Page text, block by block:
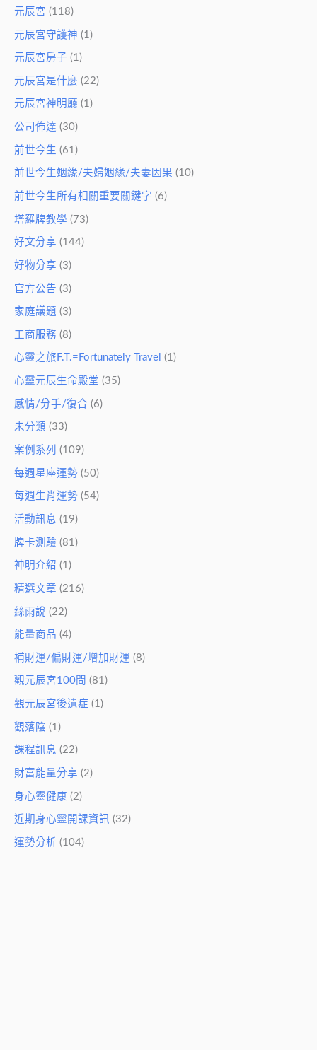
元辰宮 (118)
元辰宮守護神 (1)
元辰宮房子 (1)
元辰宮是什麼 (22)
元辰宮神明廳 (1)
公司佈達 (30)
前世今生 (61)
前世今生姻緣/夫婦姻緣/夫妻因果 (10)
前世今生所有相關重要關鍵字 (6)
塔羅牌教學 (73)
好文分享 (144)
好物分享 (3)
官方公告 (3)
家庭議題 (3)
工商服務 (8)
心靈之旅F.T.=Fortunately Travel (1)
心靈元辰生命殿堂 (35)
感情/分手/復合 (6)
未分類 (33)
案例系列 (109)
每週星座運勢 (50)
每週生肖運勢 (54)
活動訊息 (19)
牌卡測驗 (81)
神明介紹 (1)
精選文章 (216)
絲雨說 (22)
能量商品 (4)
補財運/偏財運/增加財運 (8)
觀元辰宮100問 (81)
觀元辰宮後遺症 (1)
觀落陰 (1)
課程訊息 (22)
財富能量分享 (2)
身心靈健康 (2)
近期身心靈開課資訊 (32)
運勢分析 (104)